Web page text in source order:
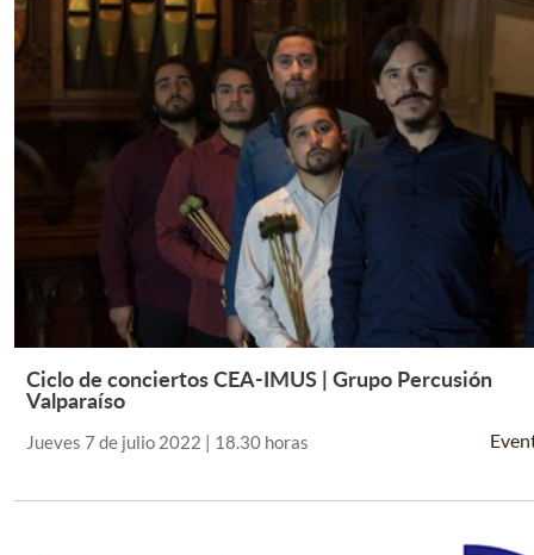
Leer Más +
Ciclo de conciertos CEA-IMUS | Grupo Percusión
Valparaíso
Jueves 7 de julio 2022 | 18.30 horas